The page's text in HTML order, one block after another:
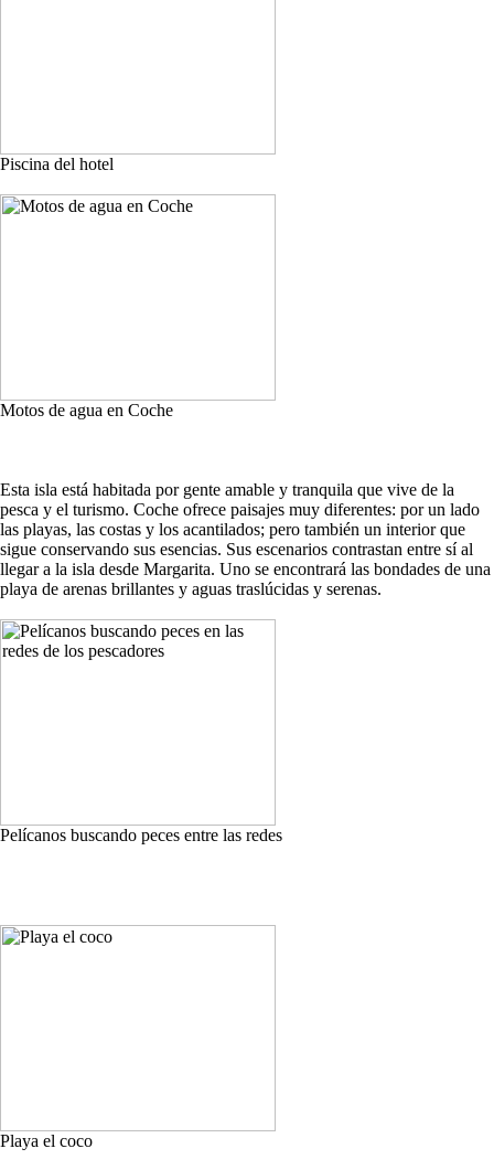
Piscina del hotel
Motos de agua en Coche
Esta isla está habitada por gente amable y tranquila que vive de la
pesca y el turismo. Coche ofrece paisajes muy diferentes: por un lado
las playas, las costas y los acantilados; pero también un interior que
sigue conservando sus esencias. Sus escenarios contrastan entre sí al
llegar a la isla desde Margarita. Uno se encontrará las bondades de una
playa de arenas brillantes y aguas traslúcidas y serenas.
Pelícanos buscando peces entre las redes
Playa el coco